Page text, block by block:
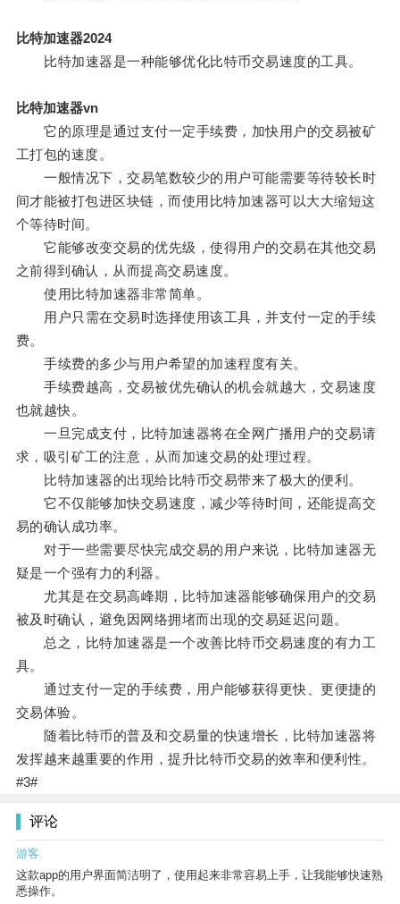
比特加速器2024
比特加速器是一种能够优化比特币交易速度的工具。
比特加速器vn
它的原理是通过支付一定手续费，加快用户的交易被矿
工打包的速度。
一般情况下，交易笔数较少的用户可能需要等待较长时
间才能被打包进区块链，而使用比特加速器可以大大缩短这
个等待时间。
它能够改变交易的优先级，使得用户的交易在其他交易
之前得到确认，从而提高交易速度。
使用比特加速器非常简单。
用户只需在交易时选择使用该工具，并支付一定的手续
费。
手续费的多少与用户希望的加速程度有关。
手续费越高，交易被优先确认的机会就越大，交易速度
也就越快。
一旦完成支付，比特加速器将在全网广播用户的交易请
求，吸引矿工的注意，从而加速交易的处理过程。
比特加速器的出现给比特币交易带来了极大的便利。
它不仅能够加快交易速度，减少等待时间，还能提高交
易的确认成功率。
对于一些需要尽快完成交易的用户来说，比特加速器无
疑是一个强有力的利器。
尤其是在交易高峰期，比特加速器能够确保用户的交易
被及时确认，避免因网络拥堵而出现的交易延迟问题。
总之，比特加速器是一个改善比特币交易速度的有力工
具。
通过支付一定的手续费，用户能够获得更快、更便捷的
交易体验。
随着比特币的普及和交易量的快速增长，比特加速器将
发挥越来越重要的作用，提升比特币交易的效率和便利性。
#3#
评论
游客
这款app的用户界面简洁明了，使用起来非常容易上手，让我能够快速熟
悉操作。